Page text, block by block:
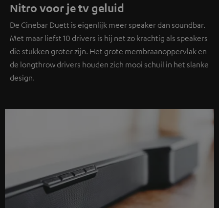
Nitro voor je tv geluid
De Cinebar Duett is eigenlijk meer speaker dan soundbar.
Met maar liefst 10 drivers is hij net zo krachtig als speakers
die stukken groter zijn. Het grote membraanoppervlak en
de longthrow drivers houden zich mooi schuil in het slanke
design.